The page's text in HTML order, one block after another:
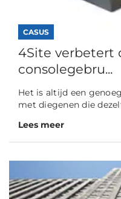
CASUS
4Site verbetert
consolegebru...
Het is altijd een
met diegenen die
Lees meer